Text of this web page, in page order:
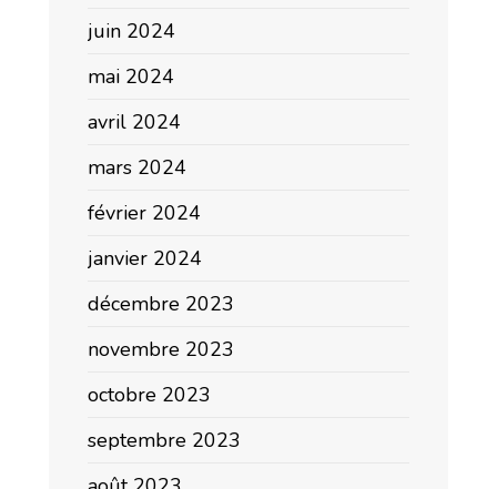
juin 2024
mai 2024
avril 2024
mars 2024
février 2024
janvier 2024
décembre 2023
novembre 2023
octobre 2023
septembre 2023